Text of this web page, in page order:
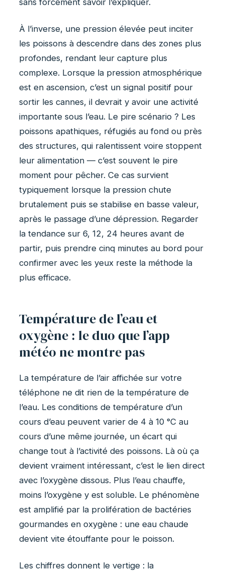
sans forcément savoir l’expliquer.
À l’inverse, une pression élevée peut inciter
les poissons à descendre dans des zones plus
profondes, rendant leur capture plus
complexe. Lorsque la pression atmosphérique
est en ascension, c’est un signal positif pour
sortir les cannes, il devrait y avoir une activité
importante sous l’eau. Le pire scénario ? Les
poissons apathiques, réfugiés au fond ou près
des structures, qui ralentissent voire stoppent
leur alimentation — c’est souvent le pire
moment pour pêcher. Ce cas survient
typiquement lorsque la pression chute
brutalement puis se stabilise en basse valeur,
après le passage d’une dépression. Regarder
la tendance sur 6, 12, 24 heures avant de
partir, puis prendre cinq minutes au bord pour
confirmer avec les yeux reste la méthode la
plus efficace.
Température de l’eau et
oxygène : le duo que l’app
météo ne montre pas
La température de l’air affichée sur votre
téléphone ne dit rien de la température de
l’eau. Les conditions de température d’un
cours d’eau peuvent varier de 4 à 10 °C au
cours d’une même journée, un écart qui
change tout à l’activité des poissons. Là où ça
devient vraiment intéressant, c’est le lien direct
avec l’oxygène dissous. Plus l’eau chauffe,
moins l’oxygène y est soluble. Le phénomène
est amplifié par la prolifération de bactéries
gourmandes en oxygène : une eau chaude
devient vite étouffante pour le poisson.
Les chiffres donnent le vertige : la